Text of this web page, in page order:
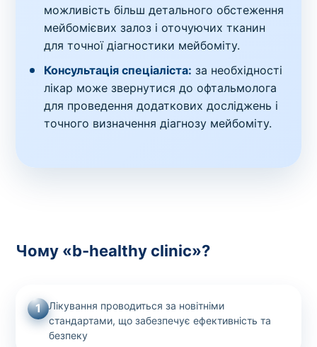
можливість більш детального обстеження
мейбомієвих залоз і оточуючих тканин
для точної діагностики мейбоміту.
Консультація спеціаліста: за необхідності
лікар може звернутися до офтальмолога
для проведення додаткових досліджень і
точного визначення діагнозу мейбоміту.
Чому «b-healthy clinic»?
1
Лікування проводиться за новітніми
стандартами, що забезпечує ефективність та
безпеку